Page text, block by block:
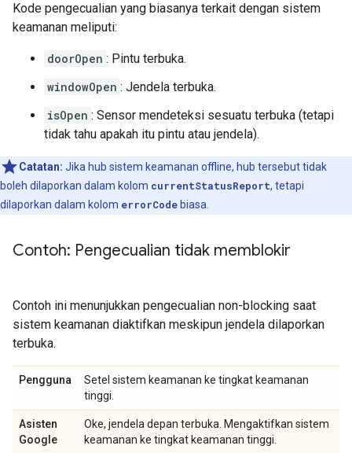
Kode pengecualian yang biasanya terkait dengan sistem
keamanan meliputi:
doorOpen : Pintu terbuka.
windowOpen : Jendela terbuka.
isOpen : Sensor mendeteksi sesuatu terbuka (tetapi
tidak tahu apakah itu pintu atau jendela).
Catatan: Jika hub sistem keamanan offline, hub tersebut tidak
boleh dilaporkan dalam kolom currentStatusReport, tetapi
dilaporkan dalam kolom errorCode biasa.
Contoh: Pengecualian tidak memblokir
Contoh ini menunjukkan pengecualian non-blocking saat
sistem keamanan diaktifkan meskipun jendela dilaporkan
terbuka.
Pengguna
Setel sistem keamanan ke tingkat keamanan
tinggi.
Asisten
Google
Oke, jendela depan terbuka. Mengaktifkan sistem
keamanan ke tingkat keamanan tinggi.